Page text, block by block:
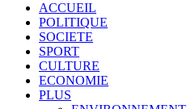
ACCUEIL
POLITIQUE
SOCIETE
SPORT
CULTURE
ECONOMIE
PLUS